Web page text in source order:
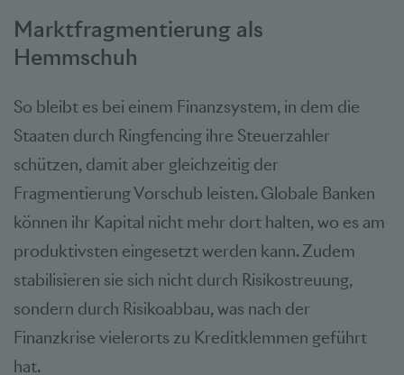
Marktfragmentierung als
Hemmschuh
So bleibt es bei einem Finanzsystem, in dem die
Staaten durch Ringfencing ihre Steuerzahler
schützen, damit aber gleichzeitig der
Fragmentierung Vorschub leisten. Globale Banken
können ihr Kapital nicht mehr dort halten, wo es am
produktivsten eingesetzt werden kann. Zudem
stabilisieren sie sich nicht durch Risikostreuung,
sondern durch Risikoabbau, was nach der
Finanzkrise vielerorts zu Kreditklemmen geführt
hat.